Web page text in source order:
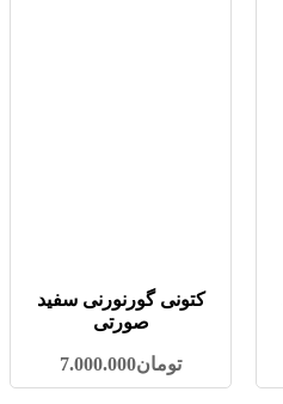
کتونی گورنورنی سفید
صورتی
تومان7.000.000